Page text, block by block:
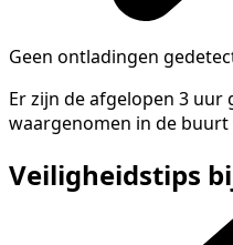
Geen ontladingen
Er zijn de afgelopen 3
waargenomen in de buurt
Veiligheidstips